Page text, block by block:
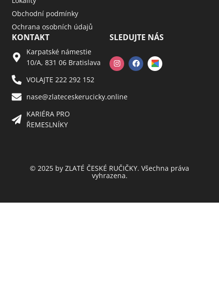
Obchodní podmínky
Ochrana osobních údajů
KONTAKT
Karpatské námestie
10/A, 831 06 Bratislava
VOLAJTE 222 292 152
nase@zlateceskerucicky.online
KARIÉRA PRO
ŘEMESLNÍKY
SLEDUJTE NÁS
© 2025 by ZLATÉ ČESKÉ RUČIČKY. Všechna práva
vyhrazena.